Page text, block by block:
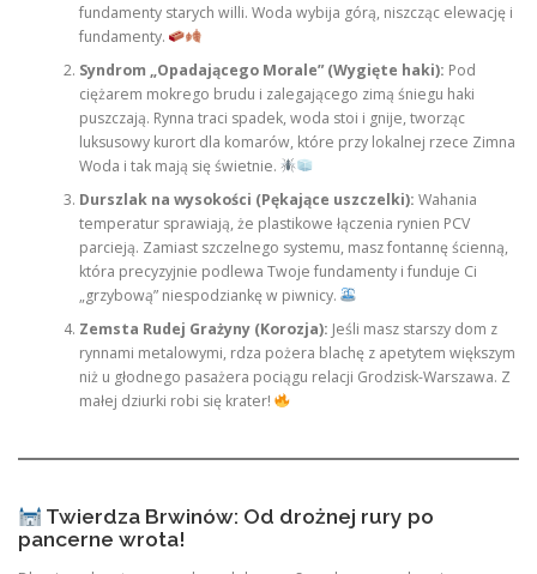
fundamenty starych willi. Woda wybija górą, niszcząc elewację i
fundamenty.
Syndrom „Opadającego Morale” (Wygięte haki): Pod
ciężarem mokrego brudu i zalegającego zimą śniegu haki
puszczają. Rynna traci spadek, woda stoi i gnije, tworząc
luksusowy kurort dla komarów, które przy lokalnej rzece Zimna
Woda i tak mają się świetnie.
Durszlak na wysokości (Pękające uszczelki): Wahania
temperatur sprawiają, że plastikowe łączenia rynien PCV
parcieją. Zamiast szczelnego systemu, masz fontannę ścienną,
która precyzyjnie podlewa Twoje fundamenty i funduje Ci
„grzybową” niespodziankę w piwnicy.
Zemsta Rudej Grażyny (Korozja): Jeśli masz starszy dom z
rynnami metalowymi, rdza pożera blachę z apetytem większym
niż u głodnego pasażera pociągu relacji Grodzisk-Warszawa. Z
małej dziurki robi się krater!
Twierdza Brwinów: Od drożnej rury po
pancerne wrota!